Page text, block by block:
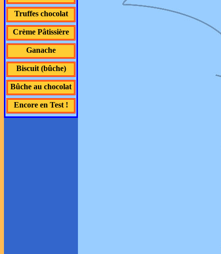
Truffes chocolat
Crème Pâtissière
Ganache
Biscuit (bûche)
Bûche au chocolat
Encore en Test !